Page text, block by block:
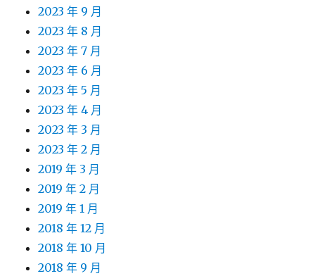
2023 年 9 月
2023 年 8 月
2023 年 7 月
2023 年 6 月
2023 年 5 月
2023 年 4 月
2023 年 3 月
2023 年 2 月
2019 年 3 月
2019 年 2 月
2019 年 1 月
2018 年 12 月
2018 年 10 月
2018 年 9 月